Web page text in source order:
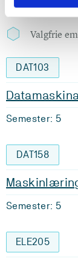
Valgfrie
DAT103
Semester: 5
DAT158
Semester: 5
ELE205